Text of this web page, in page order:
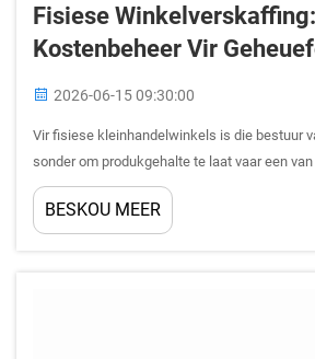
Fisiese Winkelverskaffing:
Kostenbeheer Vir
2026-06-15 09:30:00
Vir fisiese kleinhandelwinkels is die bestuur
sonder om produkgehalte te laat vaar een
aanhoudende uitdagings in die slaapgoed- en
slaapaccessoirekategorie. Wanneer dit kom
BESKOU MEER